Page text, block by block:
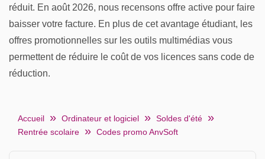
réduit. En août 2026, nous recensons offre active pour faire
baisser votre facture. En plus de cet avantage étudiant, les
offres promotionnelles sur les outils multimédias vous
permettent de réduire le coût de vos licences sans code de
réduction.
Accueil Ordinateur et logiciel
Soldes d'été
Rentrée scolaire
Codes promo AnvSoft